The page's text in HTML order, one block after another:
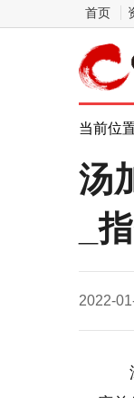
首页
当前位
汤
_
2022-